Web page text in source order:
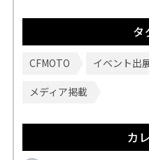
タ
CFMOTO イベント出
メディア掲載
カ